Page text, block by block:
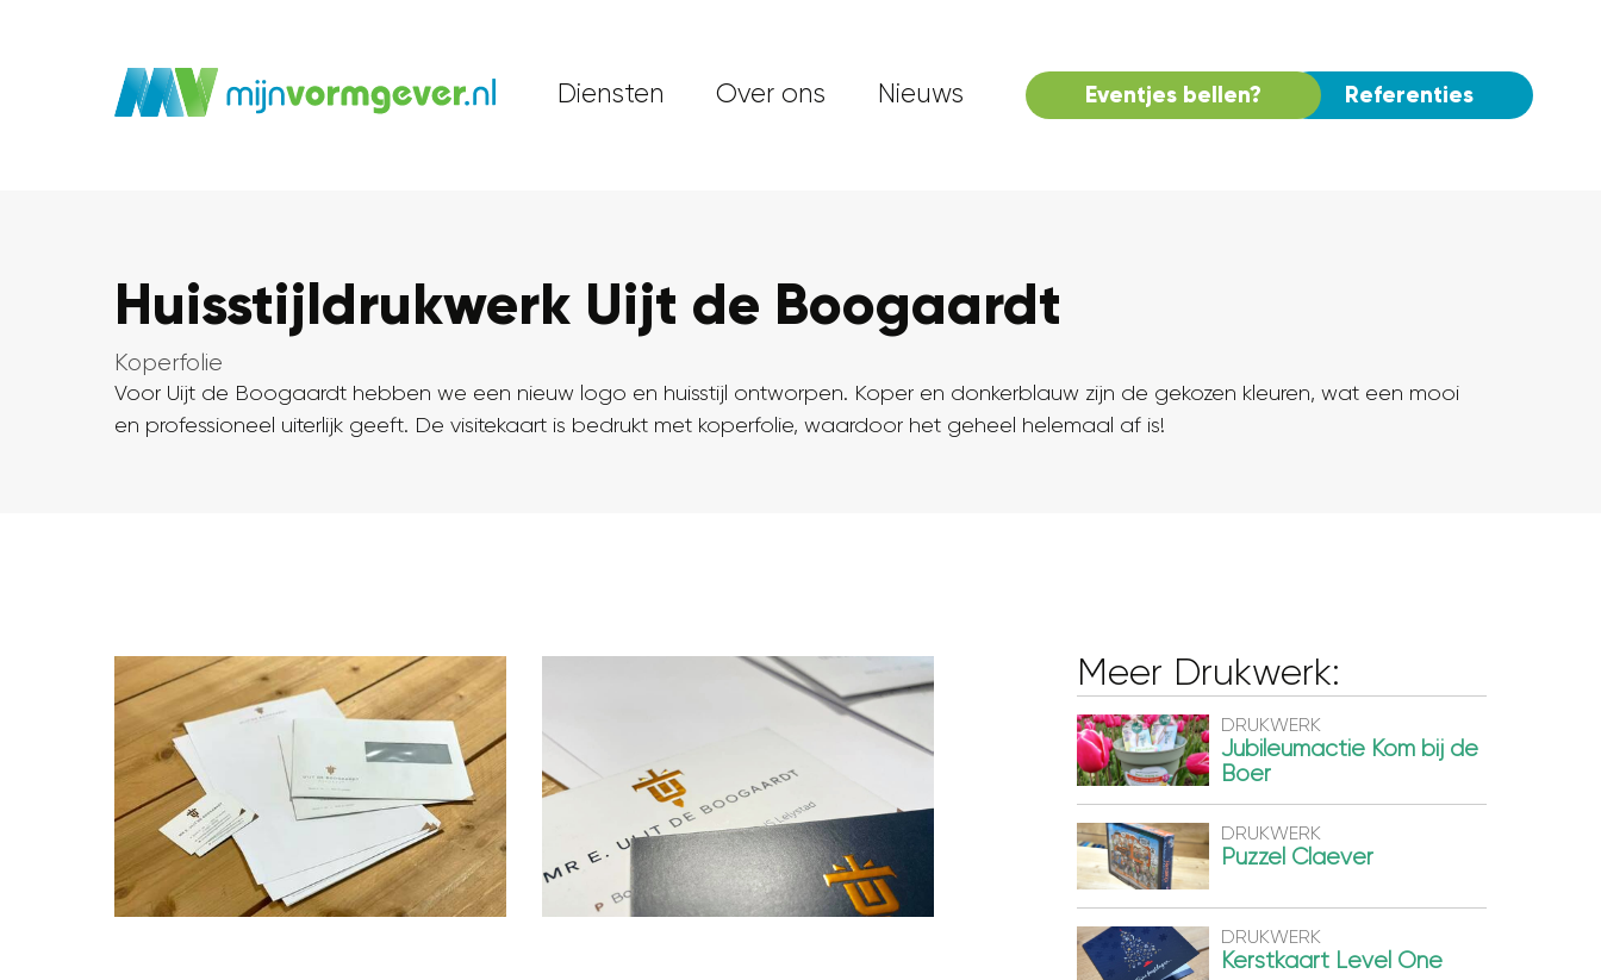
Diensten Over ons Nieuws Eventjes bellen? Referenties
Huisstijldrukwerk Uijt de Boogaardt
Koperfolie
Voor Uijt de Boogaardt hebben we een nieuw logo en huisstijl ontworpen. Koper en donkerblauw zijn de gekozen kleuren, wat een mooi
en professioneel uiterlijk geeft. De visitekaart is bedrukt met koperfolie, waardoor het geheel helemaal af is!
Meer Drukwerk:
DRUKWERK
Jubileumactie Kom bij de
Boer
DRUKWERK
Puzzel Claever
DRUKWERK
Kerstkaart Level One